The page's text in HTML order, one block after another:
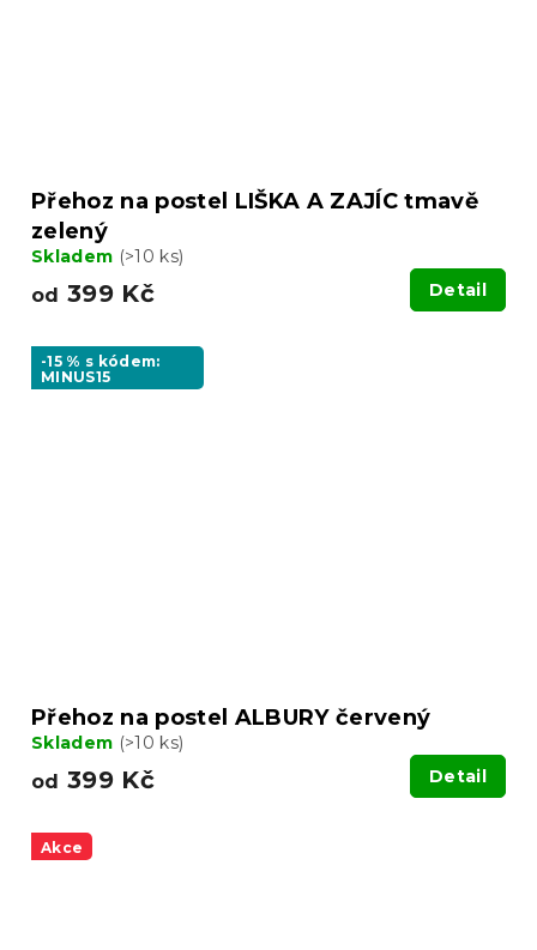
Přehoz na postel LIŠKA A ZAJÍC tmavě
zelený
Skladem (>10 ks)
od 399 Kč Detail
-15 % s kódem:
MINUS15
Přehoz na postel ALBURY červený
Skladem (>10 ks)
od 399 Kč Detail
Akce